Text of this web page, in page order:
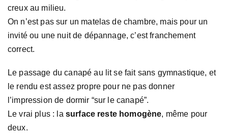
creux au milieu.
On n’est pas sur un matelas de chambre, mais pour un
invité ou une nuit de dépannage, c’est franchement
correct.
Le passage du canapé au lit se fait sans gymnastique, et
le rendu est assez propre pour ne pas donner
l’impression de dormir “sur le canapé”.
Le vrai plus : la surface reste homogène, même pour
deux.